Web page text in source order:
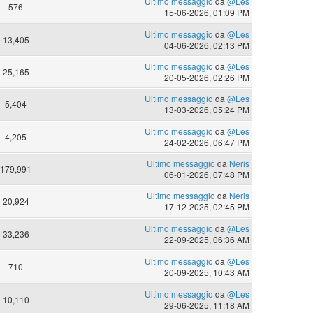
576
15-06-2026, 01:09 PM
13,405 Ultimo messaggio da @Les
04-06-2026, 02:13 PM
25,165 Ultimo messaggio da @Les
20-05-2026, 02:26 PM
5,404 Ultimo messaggio da@Les
13-03-2026, 05:24 PM
4,205 Ultimo messaggio da @Les
24-02-2026, 06:47 PM
179,991 Ultimo messaggio da Neris
06-01-2026, 07:48 PM
20,924 Ultimo messaggio da Neris
17-12-2025, 02:45 PM
33,236 Ultimo messaggio da @Les
22-09-2025, 06:36 AM
710 Ultimo messaggio da @Les
20-09-2025, 10:43 AM
10,110 Ultimo messaggio da @Les
29-06-2025, 11:18 AM